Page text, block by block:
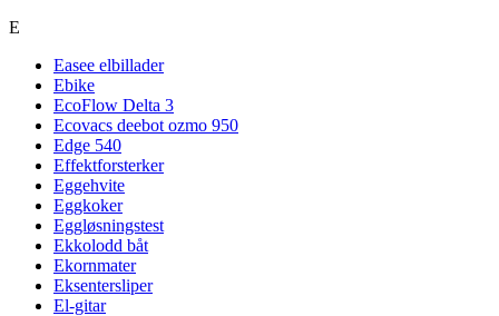
E
Easee elbillader
Ebike
EcoFlow Delta 3
Ecovacs deebot ozmo 950
Edge 540
Effektforsterker
Eggehvite
Eggkoker
Eggløsningstest
Ekkolodd båt
Ekornmater
Eksentersliper
El-gitar